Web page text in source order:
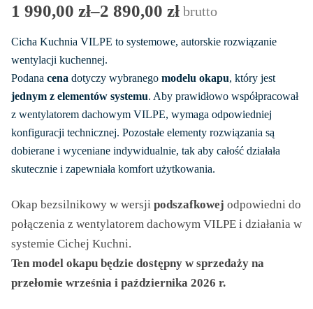
1 990,00 zł–2 890,00 zł
Zakres
cen:
od
1
990,00 zł
do
2
890,00 zł
brutto
Cicha Kuchnia VILPE to systemowe, autorskie rozwiązanie
wentylacji kuchennej.
Podana cena dotyczy wybranego modelu okapu, który jest
jednym z elementów systemu. Aby prawidłowo współpracował
z wentylatorem dachowym VILPE, wymaga odpowiedniej
konfiguracji technicznej. Pozostałe elementy rozwiązania są
dobierane i wyceniane indywidualnie, tak aby całość działała
skutecznie i zapewniała komfort użytkowania.
Okap bezsilnikowy w wersji podszafkowej odpowiedni do
połączenia z wentylatorem dachowym VILPE i działania w
systemie Cichej Kuchni.
Ten model okapu będzie dostępny w sprzedaży na
przełomie września i października 2026 r.